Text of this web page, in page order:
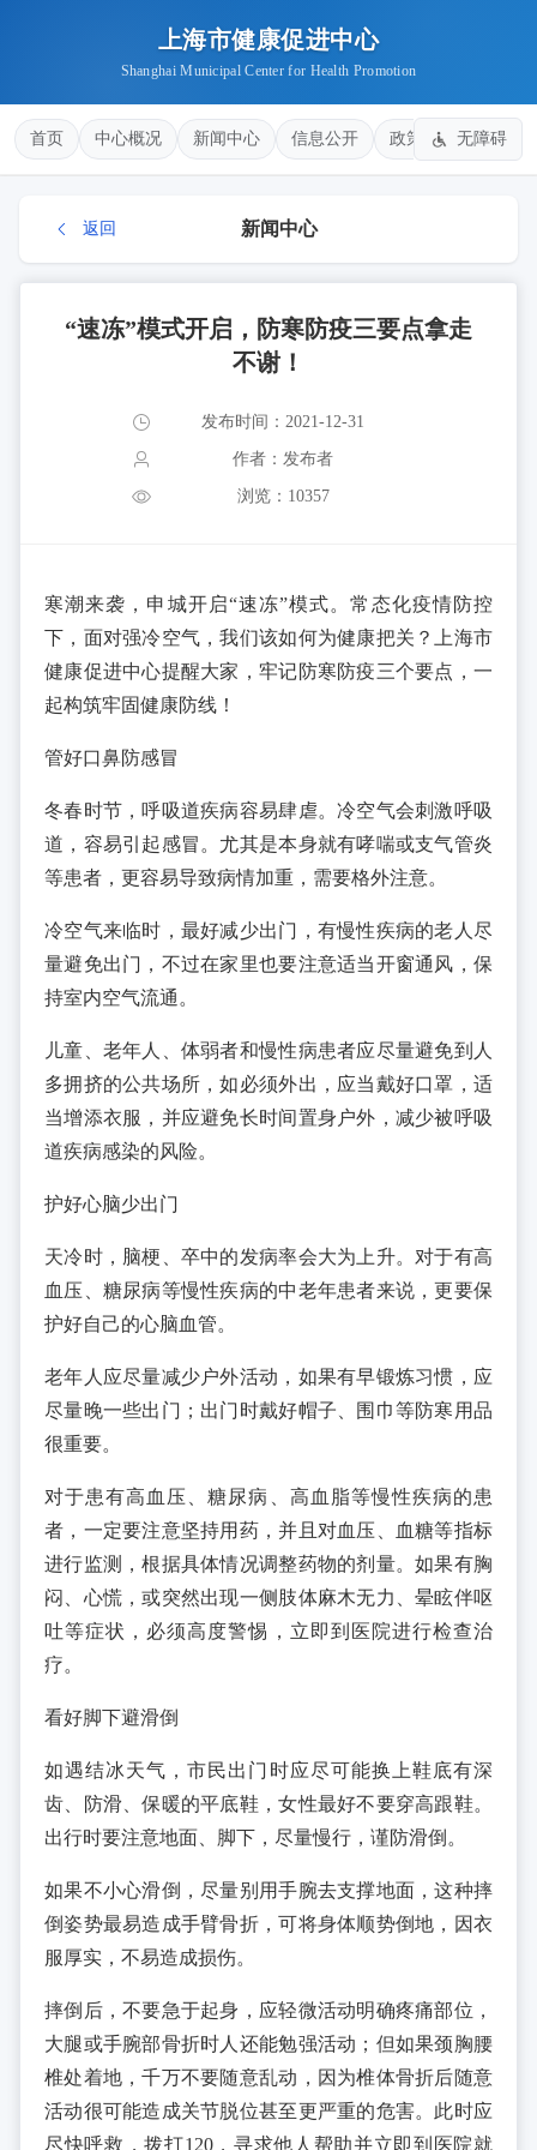
上海市健康促进中心
Shanghai Municipal Center for Health Promotion
首页 中心概况 新闻中心 信息公开 政策法规 健康
无障碍
返回 新闻中心
“速冻”模式开启，防寒防疫三要点拿走
不谢！
发布时间：2021-12-31
作者：发布者
浏览：10357
寒潮来袭，申城开启“速冻”模式。常态化疫情防控
下，面对强冷空气，我们该如何为健康把关？上海市
健康促进中心提醒大家，牢记防寒防疫三个要点，一
起构筑牢固健康防线！
管好口鼻防感冒
冬春时节，呼吸道疾病容易肆虐。冷空气会刺激呼吸
道，容易引起感冒。尤其是本身就有哮喘或支气管炎
等患者，更容易导致病情加重，需要格外注意。
冷空气来临时，最好减少出门，有慢性疾病的老人尽
量避免出门，不过在家里也要注意适当开窗通风，保
持室内空气流通。
儿童、老年人、体弱者和慢性病患者应尽量避免到人
多拥挤的公共场所，如必须外出，应当戴好口罩，适
当增添衣服，并应避免长时间置身户外，减少被呼吸
道疾病感染的风险。
护好心脑少出门
天冷时，脑梗、卒中的发病率会大为上升。对于有高
血压、糖尿病等慢性疾病的中老年患者来说，更要保
护好自己的心脑血管。
老年人应尽量减少户外活动，如果有早锻炼习惯，应
尽量晚一些出门；出门时戴好帽子、围巾等防寒用品
很重要。
对于患有高血压、糖尿病、高血脂等慢性疾病的患
者，一定要注意坚持用药，并且对血压、血糖等指标
进行监测，根据具体情况调整药物的剂量。如果有胸
闷、心慌，或突然出现一侧肢体麻木无力、晕眩伴呕
吐等症状，必须高度警惕，立即到医院进行检查治
疗。
看好脚下避滑倒
如遇结冰天气，市民出门时应尽可能换上鞋底有深
齿、防滑、保暖的平底鞋，女性最好不要穿高跟鞋。
出行时要注意地面、脚下，尽量慢行，谨防滑倒。
如果不小心滑倒，尽量别用手腕去支撑地面，这种摔
倒姿势最易造成手臂骨折，可将身体顺势倒地，因衣
服厚实，不易造成损伤。
摔倒后，不要急于起身，应轻微活动明确疼痛部位，
大腿或手腕部骨折时人还能勉强活动；但如果颈胸腰
椎处着地，千万不要随意乱动，因为椎体骨折后随意
活动很可能造成关节脱位甚至更严重的危害。此时应
尽快呼救，拨打120，寻求他人帮助并立即到医院就